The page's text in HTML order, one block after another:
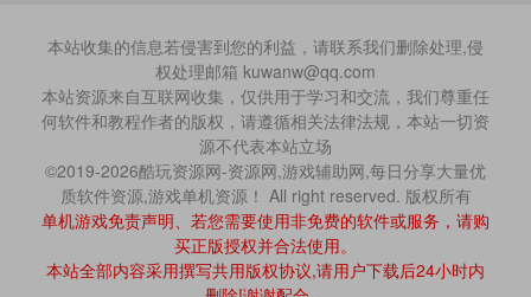
本站收集的信息若侵害到您的利益，请联系我们删除处理,侵
权处理邮箱 kuwanw@qq.com
本站资源来自互联网收集，仅供用于学习和交流，我们尊重任
何软件和教程作者的版权，请遵循相关法律法规，本站一切资
源不代表本站立场
©2019-2026酷玩资源网-资源网,游戏辅助网,每日分享大量优
质软件资源,游戏单机资源！ All right reserved. 版权所有
单机游戏免责声明、若您需要使用非免费的软件或服务，请购
买正版授权并合法使用。
本站全部内容采用撰写共用版权协议,请用户下载后24小时内